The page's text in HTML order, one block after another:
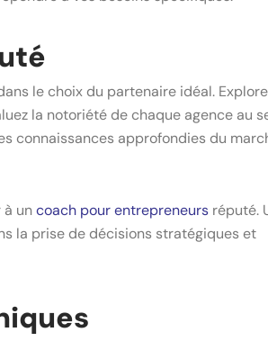
le choix du partenaire idéal.
la notoriété de chaque agence au
connaissances approfondies du
à uncoach pour entrepreneursréputé.
la prise de décisions stratégiques et